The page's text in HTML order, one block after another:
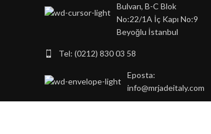
Bulvarı, B-C Blok
No:22/1A İç Kapı No:9
Beyoğlu İstanbul
Tel: (0212) 830 03 58
Eposta:
info@mrjadeitaly.com